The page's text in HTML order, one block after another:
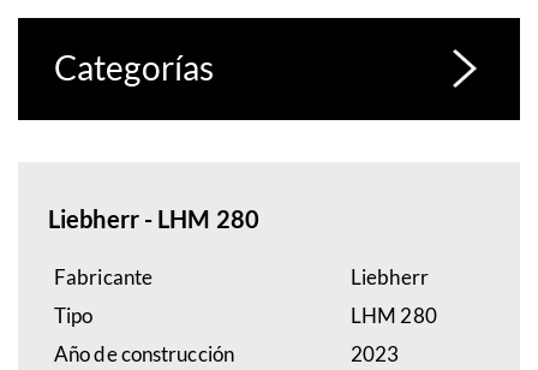
Categorías
Liebherr - LHM 280
Fabricante
Liebherr
Tipo
LHM 280
Año de construcción
2023